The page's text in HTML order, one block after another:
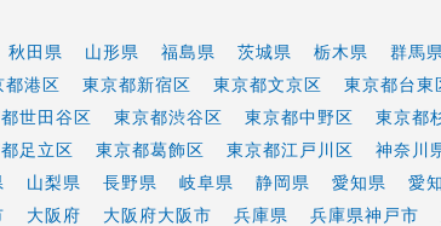
秋田県 山形県 福島県 茨城県 栃木県
群馬
都港区 東京都新宿区 東京都文京区
東京都台東
世田谷区 東京都渋谷区 東京都中野区
東京都
足立区 東京都葛飾区 東京都江戸川区
神奈川
山梨県 長野県 岐阜県 静岡県 愛知県
愛
大阪府 大阪府大阪市 兵庫県
兵庫県神戸市